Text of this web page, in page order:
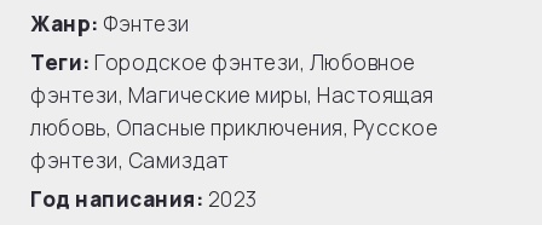
Жанр: Фэнтези
Теги: Городское фэнтези, Любовное
фэнтези, Магические миры, Настоящая
любовь, Опасные приключения, Русское
фэнтези, Самиздат
Год написания: 2023